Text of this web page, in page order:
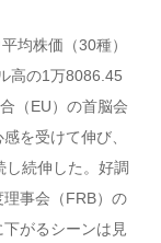
均株価（30種）
高の1万8086.45
（EU）の首脳会
を受けて伸び、
続伸した。好調
事会（FRB）の
がるシーンは見